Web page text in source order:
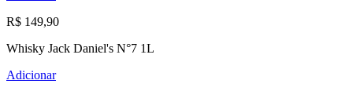
R$ 149,90
Whisky Jack Daniel's N°7 1L
Adicionar